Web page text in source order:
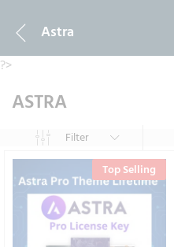
Astra
?>
ASTRA
Filter
Top Selling